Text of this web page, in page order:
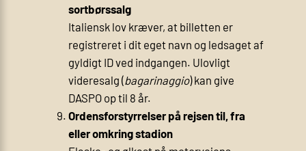
sortbørssalg
Italiensk lov kræver, at billetten er
registreret i dit eget navn og ledsaget af
gyldigt ID ved indgangen. Ulovligt
videresalg (bagarinaggio) kan give
DASPO op til 8 år.
Ordensforstyrrelser på rejsen til, fra
eller omkring stadion